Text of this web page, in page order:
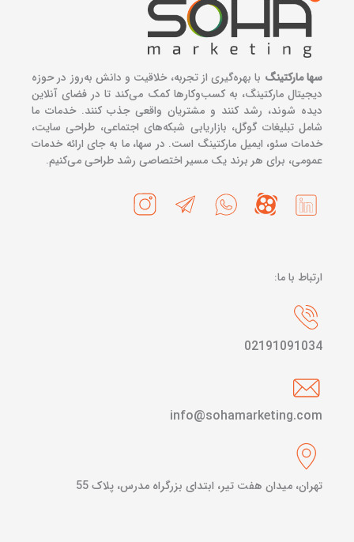
سها مارکتینگ با بهره‌گیری از تجربه، خلاقیت و دانش به‌روز در حوزه
دیجیتال مارکتینگ، به کسب‌وکارها کمک می‌کند تا در فضای آنلاین
دیده شوند، رشد کنند و مشتریان واقعی جذب کنند. خدمات ما
شامل تبلیغات گوگل، بازاریابی شبکه‌های اجتماعی، طراحی سایت،
خدمات سئو، ایمیل مارکتینگ است. در سها، ما به جای ارائه خدمات
عمومی، برای هر برند یک مسیر اختصاصی رشد طراحی می‌کنیم.
ارتباط با ما:
02191091034
info@sohamarketing.com
تهران، میدان هفت تیر، ابتدای بزرگراه مدرس، پلاک 55